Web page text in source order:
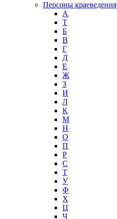
Персоны краеведения
А
T
Б
В
Г
Д
Е
Ж
З
И
Л
К
М
Н
О
П
Р
С
Т
У
Ф
Х
Ц
Ч